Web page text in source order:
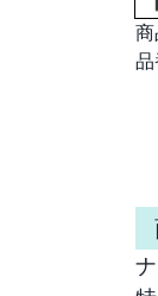
商
品